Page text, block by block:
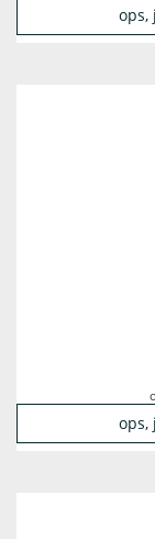
ops,
ops,